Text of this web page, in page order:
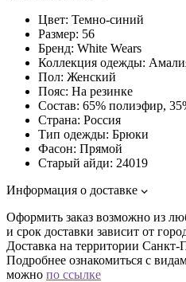
Цвет: Темно-синий
Размер: 56
Бренд: White Wears
Коллекция одежды:
Пол: Женский
Пояс: На резинке
Состав: 65% полиэфир,
Страна: Россия
Тип одежды: Брюки
Фасон: Прямой
Старый айди: 24019
Информация о доставке
Оформить заказ возможно из
и срок доставки зависит от
Доставка на территории Санкт-
Подробнее ознакомиться с
можно по ссылке